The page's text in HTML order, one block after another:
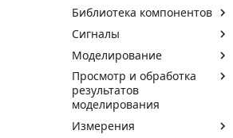
Библиотека компонентов
Сигналы
Моделирование
Просмотр и обработка
результатов
моделирования
Измерения